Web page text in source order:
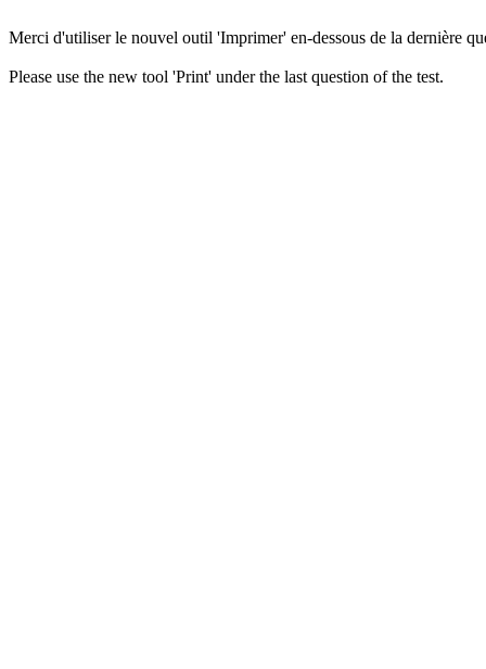
Merci d'utiliser le nouvel outil 'Imprimer' en-dessous de la dernière
Please use the new tool 'Print' under the last question of the test.